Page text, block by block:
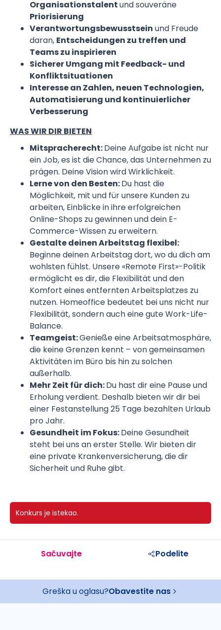
Organisationstalentund souveräne
Priorisierung
Verantwortungsbewusstsein und Freude
daran, Entscheidungen zu treffen und
Teams zu inspirieren
Sicherer Umgang mit Feedback- und
Konfliktsituationen
Interesse an Zahlen, neuen Technologien,
Automatisierung und kontinuierlicher
Verbesserung
WAS WIR DIR BIETEN
Mitspracherecht:Deine Aufgabe ist nicht nur
ein Job, es ist die Chance, das Unternehmen zu
prägen. Deine Vision wird Wirklichkeit.
Lerne von den Besten:Du hast die
Möglichkeit, mit und für unsere Kunden zu
arbeiten, Einblicke in ihre erfolgreichen
Online-Shops zu gewinnen und dein E-
Commerce-Wissen zu erweitern.
Gestalte deinen Arbeitstag flexibel:
Beginne deinen Arbeitstag dort, wo du dich am
wohlsten fühlst. Unsere «Remote First»-Politik
ermöglicht es dir, die Flexibilität und den
Komfort eines entfernten Arbeitsplatzes zu
nutzen. Homeoffice bedeutet bei uns nicht nur
Flexibilität, sondern auch eine gute Work-Life-
Balance.
Teamgeist:Genieße eine Arbeitsatmosphäre,
die keine Grenzen kennt – von gemeinsamen
Aktivitäten im Büro bis hin zu solchen
außerhalb.
Mehr Zeit für dich:Du hast dir eine Pause und
Erholung verdient. Deshalb bieten wir dir bei
einer Festanstellung 25 Tage bezahlten Urlaub
pro Jahr.
Gesundheit im Fokus:Deine Gesundheit
steht bei uns an erster Stelle. Wir bieten dir
eine private Krankenversicherung, die dir
Sicherheit und Ruhe gibt.
Konkurs je istekao.
Sačuvajte Podelite
Greška u oglasu?Obavestite nas